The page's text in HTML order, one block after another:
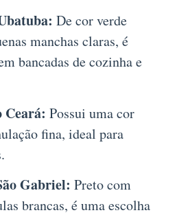
De cor verde
manchas claras, é
bancadas de cozinha e
Possui uma cor
fina, ideal para
Gabriel: Preto com
brancas, é uma escolha